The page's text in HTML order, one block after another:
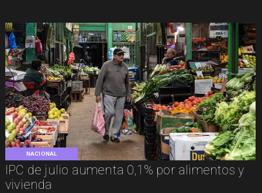
NACIONAL
IPC de julio aumenta 0,1% por alimentos y
vivienda